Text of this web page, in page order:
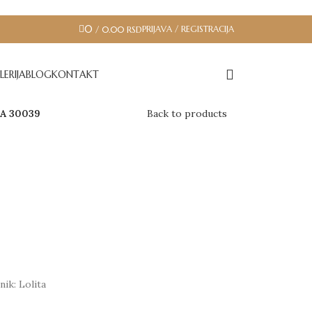
0 / 0.00 RSDPRIJAVA / REGISTRACIJA
BLOGKONTAKT
30039 Back to products
Lolita